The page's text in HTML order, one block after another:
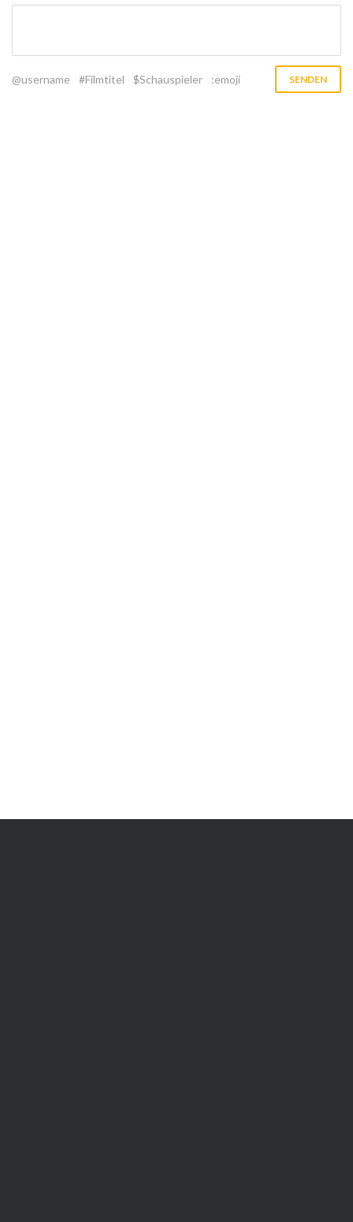
@username #Filmtitel $Schauspieler :emoji